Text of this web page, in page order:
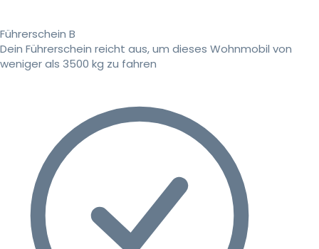
Führerschein B
Dein Führerschein reicht aus, um dieses Wohnmobil von
weniger als 3500 kg zu fahren